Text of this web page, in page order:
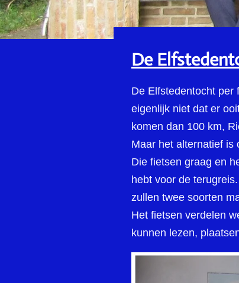
De
De Elfstedentocht per
eigenlijk niet dat er
komen dan 100 km,
Maar het alternatief is
Die fietsen graag en
hebt voor de
zullen twee soorten
Het fietsen verdelen
kunnen lezen,